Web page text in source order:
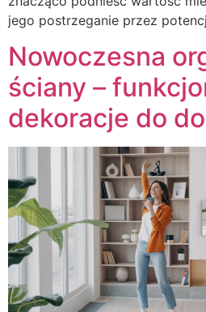
jego postrzeganie przez
Nowoczesna
ściany –
dekoracje do